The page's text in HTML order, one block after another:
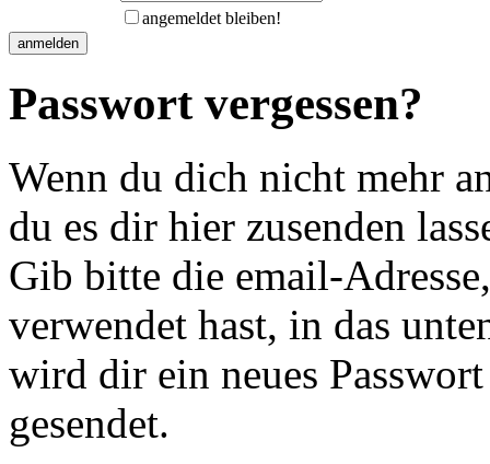
angemeldet bleiben!
Passwort vergessen?
Wenn du dich nicht mehr
du es dir hier zusenden
Gib bitte die email-
verwendet hast, in das
wird dir ein neues
gesendet.